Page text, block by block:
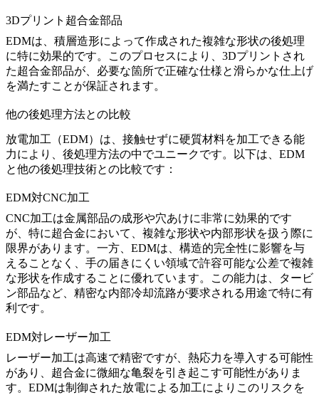
3Dプリント超合金部品
EDMは、 積層造形によって作成された複雑な形状の後処理
に特に効果的です。このプロセスにより、3Dプリントされ
た超合金部品が、必要な箇所で正確な仕様と滑らかな仕上げ
を満たすことが保証されます。
他の後処理方法との比較
放電加工（EDM） は、接触せずに硬質材料を加工できる能
力により、後処理方法の中でユニークです。以下は、EDM
と他の後処理技術との比較です：
EDM対CNC加工
CNC加工は金属部品の成形や穴あけに非常に効果的です
が、特に超合金において、複雑な形状や内部形状を扱う際に
限界があります。一方、EDMは、構造的完全性に影響を与
えることなく、手の届きにくい領域で許容可能な公差で複雑
な形状を作成することに優れています。この能力は、タービ
ン部品など、精密な内部冷却流路が要求される用途で特に有
利です。
EDM対レーザー加工
レーザー加工は高速で精密ですが、熱応力を導入する可能性
があり、超合金に微細な亀裂を引き起こす可能性がありま
す。EDMは制御された放電による加工によりこのリスクを